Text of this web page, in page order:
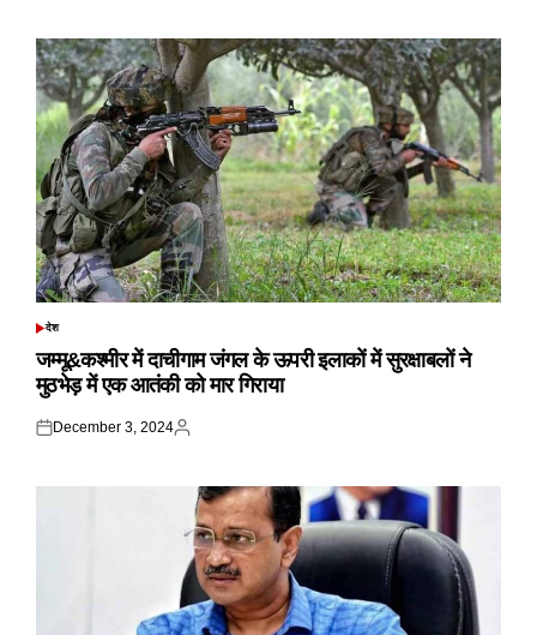
POSTED
देश
जम्मू&कश्मीर में दाचीगाम जंगल के ऊपरी इलाकों में सुरक्षाबलों ने
मुठभेड़ में एक आतंकी को मार गिराया
Posted
December 3, 2024
Posted